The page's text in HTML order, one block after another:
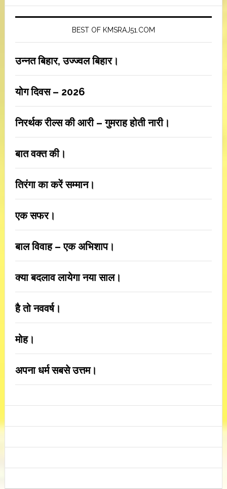
BEST OF KMSRAJ51.COM
उन्नत बिहार, उज्ज्वल बिहार।
योग दिवस – 2026
निरर्थक रील्स की आरी – गुमराह होती नारी।
बात वक्त की।
तिरंगा का करें सम्मान।
एक सफर।
बाल विवाह – एक अभिशाप।
क्या बदलाव लायेगा नया साल।
है तो नववर्ष।
मोह।
अपना धर्म सबसे उत्तम।